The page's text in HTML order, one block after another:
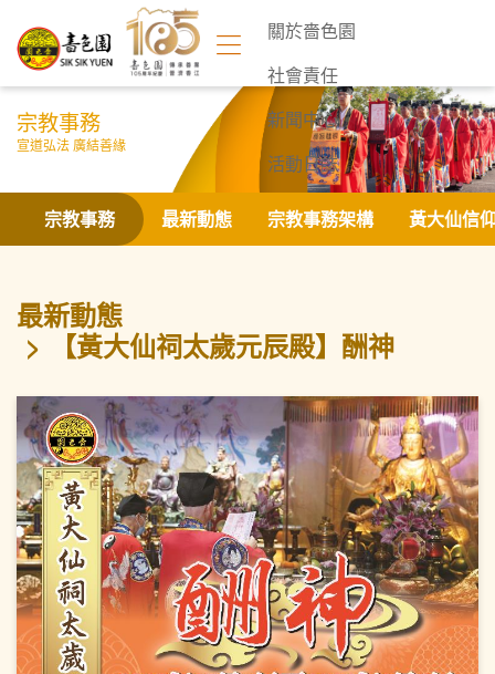
關於嗇色園
社會責任
新聞中心
活動日誌
聯絡我們
宗教事務
宣道弘法 廣結善緣
宗教事務 最新動態 宗教事務架構 黃大仙信
最新動態
【黃大仙祠太歲元辰殿】酬神